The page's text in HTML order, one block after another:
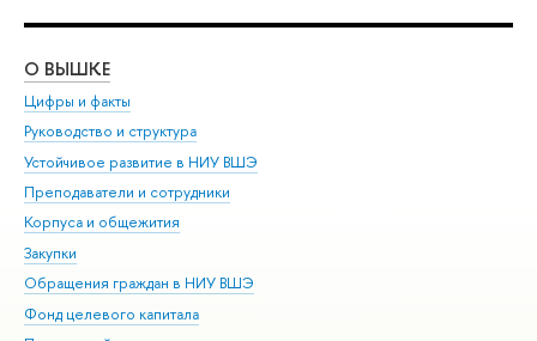
О ВЫШКЕ
Цифры и факты
Руководство и структура
Устойчивое развитие в НИУ ВШЭ
Преподаватели и сотрудники
Корпуса и общежития
Закупки
Обращения граждан в НИУ ВШЭ
Фонд целевого капитала